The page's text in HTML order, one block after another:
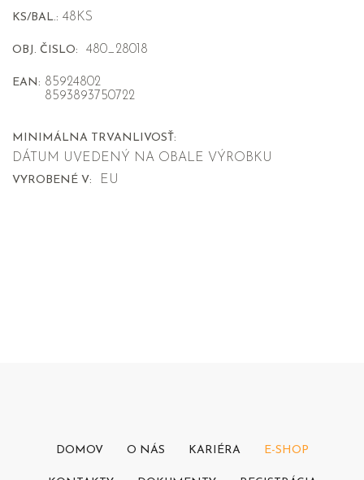
KS/BAL.: 48KS
OBJ. ČISLO: 480_28018
EAN: 85924802
8593893750722
MINIMÁLNA TRVANLIVOSŤ:
DÁTUM UVEDENÝ NA OBALE VÝROBKU
VYROBENÉ V: EU
DOMOV O NÁS KARIÉRA E-SHOP